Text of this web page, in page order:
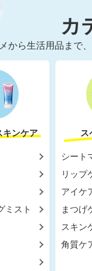
カ
から生活用品まで
キンケア
ミスト
ス
シート
リップ
アイケ
まつげ
スキン
角質ケ